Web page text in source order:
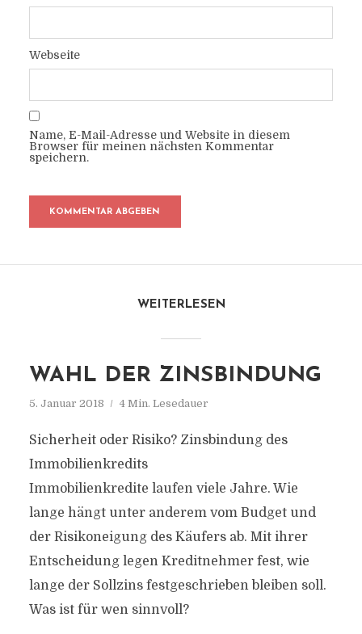
Webseite
Name, E-Mail-Adresse und Website in diesem
Browser für meinen nächsten Kommentar
speichern.
WEITERLESEN
WAHL DER ZINSBINDUNG
5. Januar 2018 4 Min. Lesedauer
Sicherheit oder Risiko? Zinsbindung des
Immobilienkredits
Immobilienkredite laufen viele Jahre. Wie
lange hängt unter anderem vom Budget und
der Risikoneigung des Käufers ab. Mit ihrer
Entscheidung legen Kreditnehmer fest, wie
lange der Sollzins festgeschrieben bleiben soll.
Was ist für wen sinnvoll?